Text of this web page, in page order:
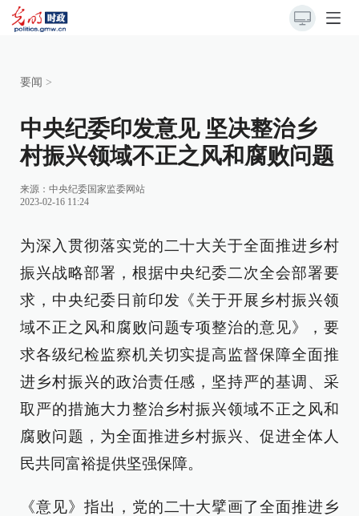
要闻 >
中央纪委印发意见 坚决整治乡
村振兴领域不正之风和腐败问题
来源： 中央纪委国家监委网站
2023-02-16 11:24
为深入贯彻落实党的二十大关于全面推进乡村
振兴战略部署，根据中央纪委二次全会部署要
求，中央纪委日前印发《关于开展乡村振兴领
域不正之风和腐败问题专项整治的意见》，要
求各级纪检监察机关切实提高监督保障全面推
进乡村振兴的政治责任感，坚持严的基调、采
取严的措施大力整治乡村振兴领域不正之风和
腐败问题，为全面推进乡村振兴、促进全体人
民共同富裕提供坚强保障。
《意见》指出，党的二十大擘画了全面推进乡